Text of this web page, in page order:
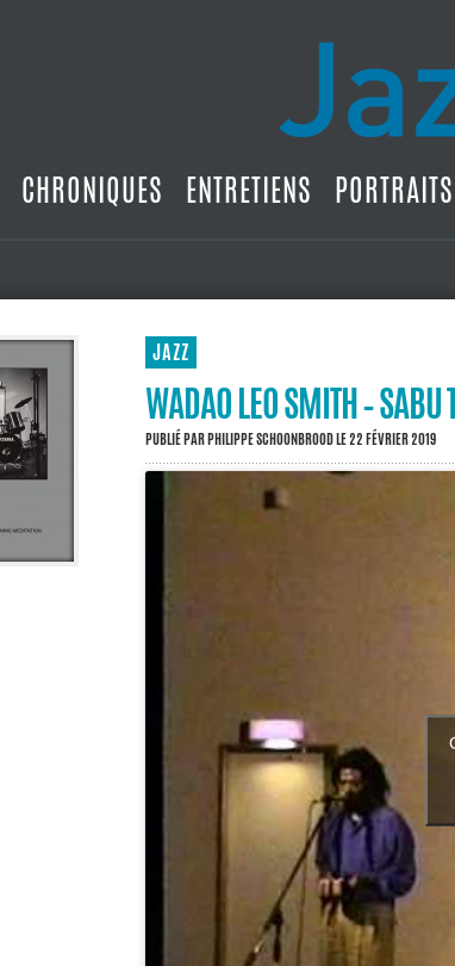
CHRONIQUES ENTRETIENS PORTRAITS
JAZZ
WADAO LEO SMITH –
PUBLIÉ PARPHILIPPE SCHOONBROODLE 22 FÉVRIER 2019